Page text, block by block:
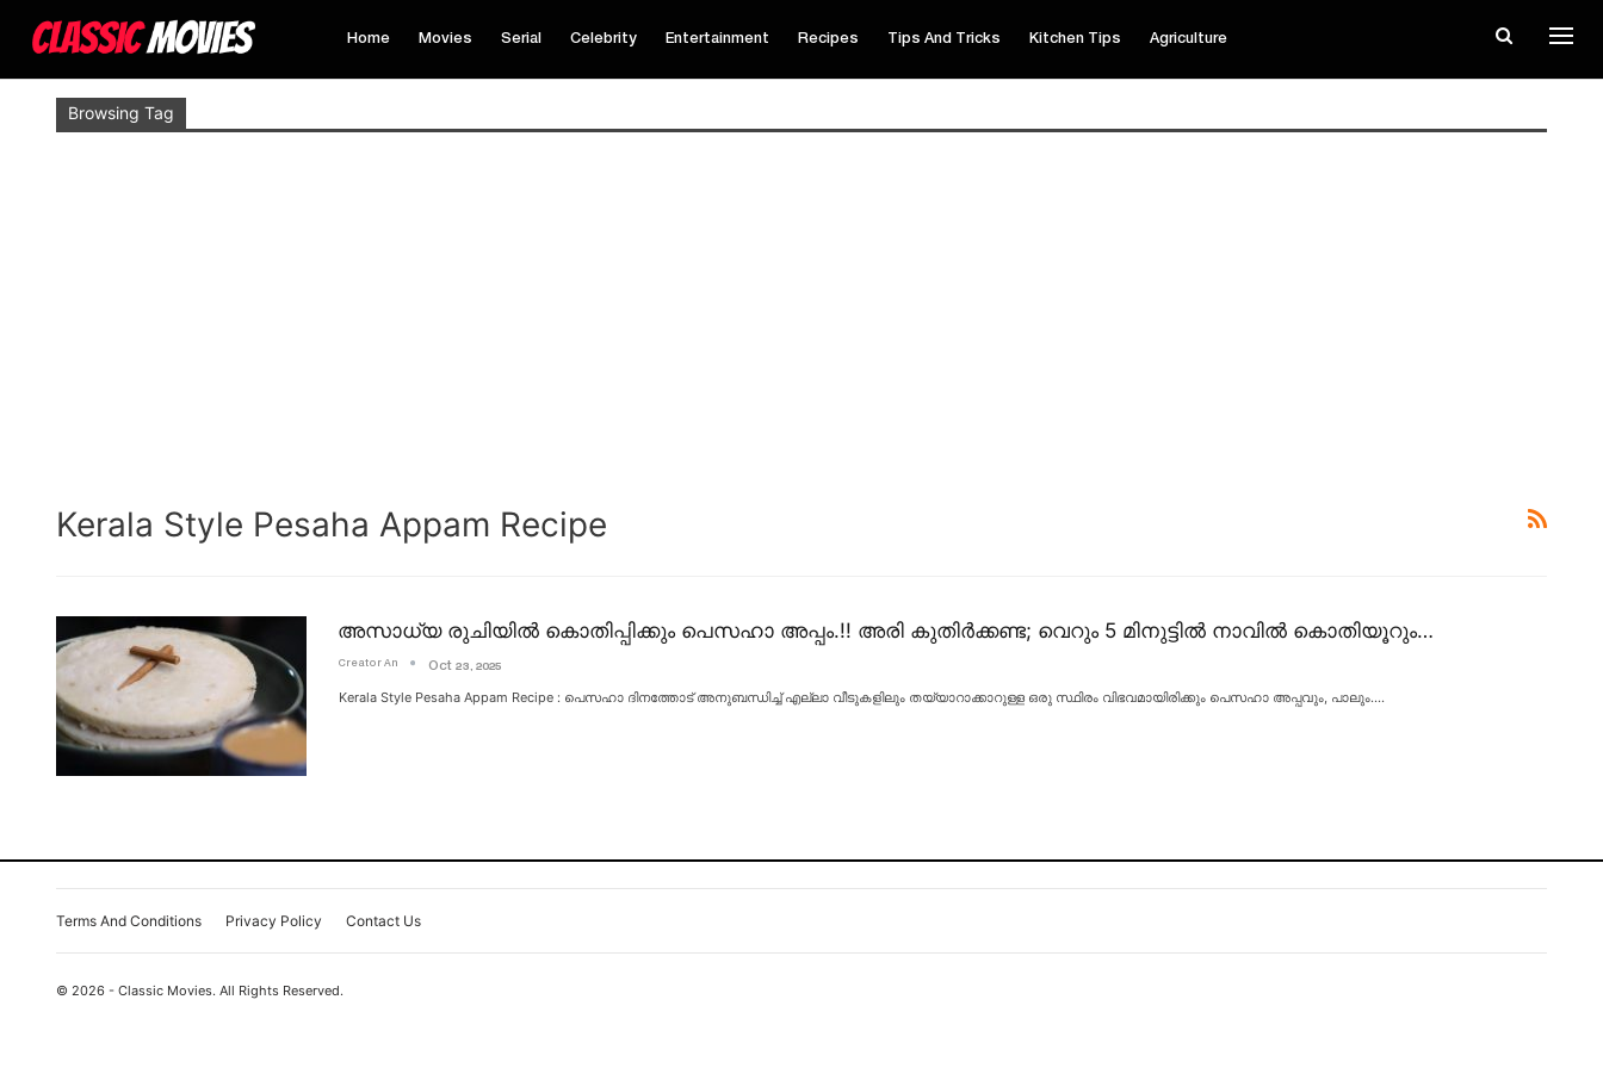
Home Movies Serial Celebrity Entertainment Recipes Tips And Tricks Kitchen Tips Agriculture
Browsing Tag
Kerala Style Pesaha Appam Recipe
അസാധ്യ രുചിയിൽ കൊതിപ്പിക്കും പെസഹാ അപ്പം.!! അരി കുതിർക്കണ്ട; വെറും 5 മിനുട്ടിൽ നാവിൽ കൊതിയൂറും…
Creator An Oct 23, 2025
Kerala Style Pesaha Appam Recipe : പെസഹാ ദിനത്തോട് അനുബന്ധിച്ച് എല്ലാ വീടുകളിലും തയ്യാറാക്കാറുള്ള ഒരു സ്ഥിരം വിഭവമായിരിക്കും പെസഹാ അപ്പവും, പാലും.…
Terms And Conditions Privacy Policy Contact Us
© 2026 - Classic Movies. All Rights Reserved.